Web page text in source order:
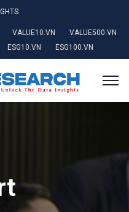
VALUE10.VN
VALUE500.VN
ESG10.VN ESG100.VN